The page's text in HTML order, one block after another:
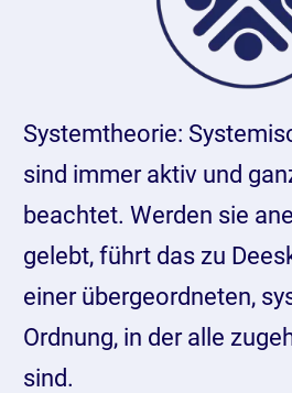
Systemtheorie:
sind immer aktiv und
beachtet. Werden sie
gelebt, führt das zu
einer übergeordneten,
Ordnung, in der alle
sind.